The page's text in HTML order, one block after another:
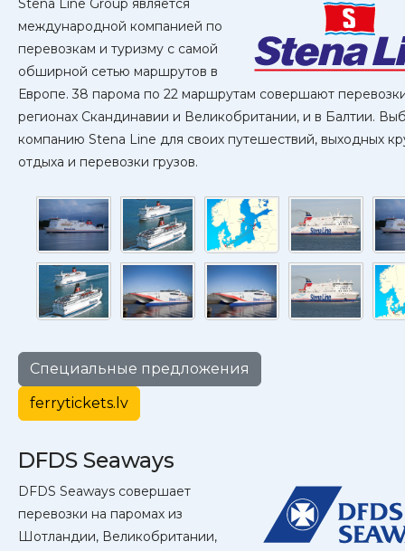
международной компанией по
перевозкам и туризму с самой
обширной сетью маршрутов в
Европе. 38 парома по 22 маршрутам совершают
регионах Скандинавии и Великобритании, и в Балтии.
компанию Stena Line для своих путешествий, выходных
отдыха и перевозки грузов.
Специальные предложения
ferrytickets.lv
DFDS Seaways
DFDS Seaways совершает
перевозки на паромах из
Шотландии, Великобритании,